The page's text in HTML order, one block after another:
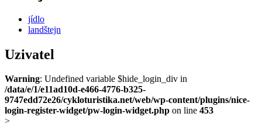
jídlo
landštejn
Uzivatel
Warning: Undefined variable $hide_login_div in
/data/e/1/e11ad10d-e466-4776-b325-
9747edd72e26/cykloturistika.net/web/wp-content/plugins/nice-
login-register-widget/pw-login-widget.php on line 453
>